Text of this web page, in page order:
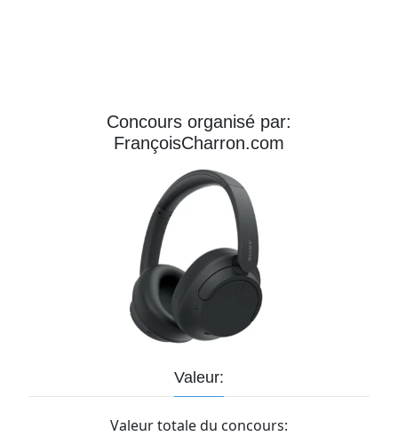
Concours organisé par:
FrançoisCharron.com
Valeur:
Valeur totale du concours:
M'INSCRIS!